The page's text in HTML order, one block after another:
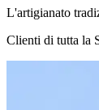
L'artigianato
Clienti di tutta la